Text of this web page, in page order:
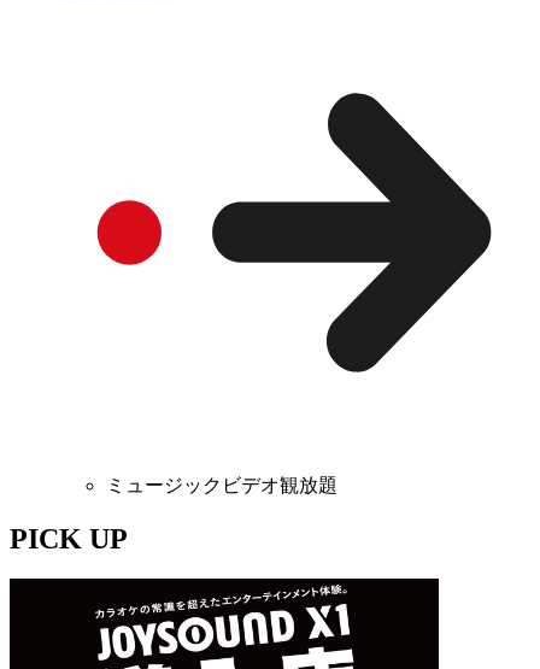
ミュージックビデオ観放題
PICK UP